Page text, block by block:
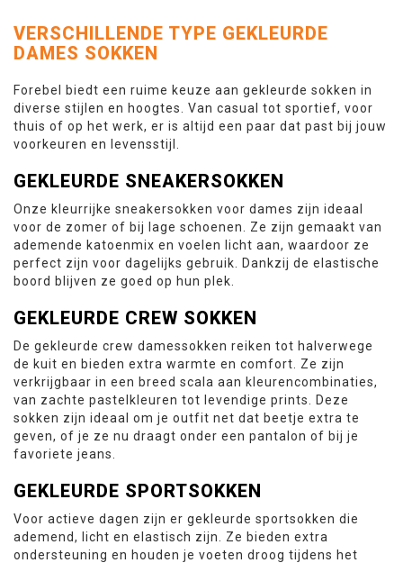
VERSCHILLENDE TYPE GEKLEURDE
DAMES SOKKEN
Forebel biedt een ruime keuze aan gekleurde sokken in
diverse stijlen en hoogtes. Van casual tot sportief, voor
thuis of op het werk, er is altijd een paar dat past bij jouw
voorkeuren en levensstijl.
GEKLEURDE SNEAKERSOKKEN
Onze kleurrijke sneakersokken voor dames zijn ideaal
voor de zomer of bij lage schoenen. Ze zijn gemaakt van
ademende katoenmix en voelen licht aan, waardoor ze
perfect zijn voor dagelijks gebruik. Dankzij de elastische
boord blijven ze goed op hun plek.
GEKLEURDE CREW SOKKEN
De gekleurde crew damessokken reiken tot halverwege
de kuit en bieden extra warmte en comfort. Ze zijn
verkrijgbaar in een breed scala aan kleurencombinaties,
van zachte pastelkleuren tot levendige prints. Deze
sokken zijn ideaal om je outfit net dat beetje extra te
geven, of je ze nu draagt onder een pantalon of bij je
favoriete jeans.
GEKLEURDE SPORTSOKKEN
Voor actieve dagen zijn er gekleurde sportsokken die
ademend, licht en elastisch zijn. Ze bieden extra
ondersteuning en houden je voeten droog tijdens het